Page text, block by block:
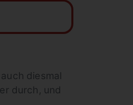
auch diesmal
durch, und